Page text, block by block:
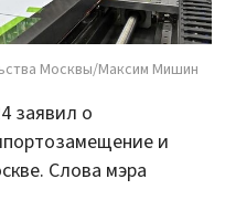
Москвы/Максим Мишин
заявил о
и
Слова мэра